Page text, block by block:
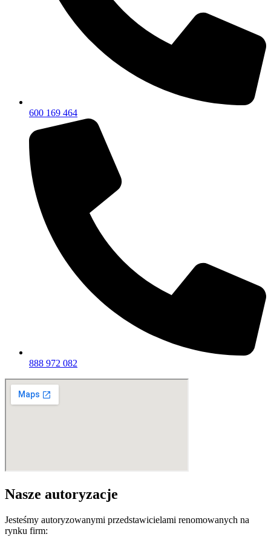
600 169 464
888 972 082
Nasze autoryzacje
Jesteśmy autoryzowanymi przedstawicielami renomowanych na
rynku firm: